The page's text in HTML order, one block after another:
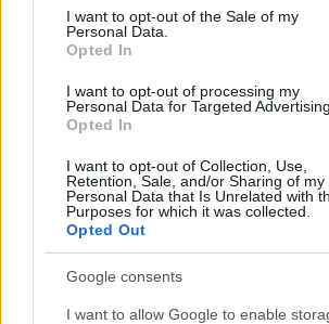
consent section.
I want to opt-out of the Sale of my
Personal Data.
Opted In
I want to opt-out of processing my
Personal Data for Targeted Advertising.
Opted In
I want to opt-out of Collection, Use,
Retention, Sale, and/or Sharing of my
Personal Data that Is Unrelated with
Purposes for which it was collected.
Opted Out
Google consents
I want to allow Google to enable
Investissements records dans l’IA : quand
verront-ils les bénéfices ?
Juliette Bernard · 5 Août 2026